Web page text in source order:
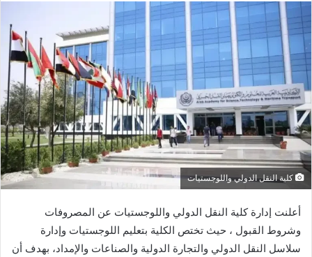
كلية النقل الدولي واللوجستيات
أعلنت إدارة كلية النقل الدولي واللوجستيات عن المصروفات
وشروط القبول ، حيث تختص الكلية بتعليم اللوجستيات وإدارة
سلاسل النقل الدولي والتجارة الدولية والصناعات والإمداد، بهدف أن